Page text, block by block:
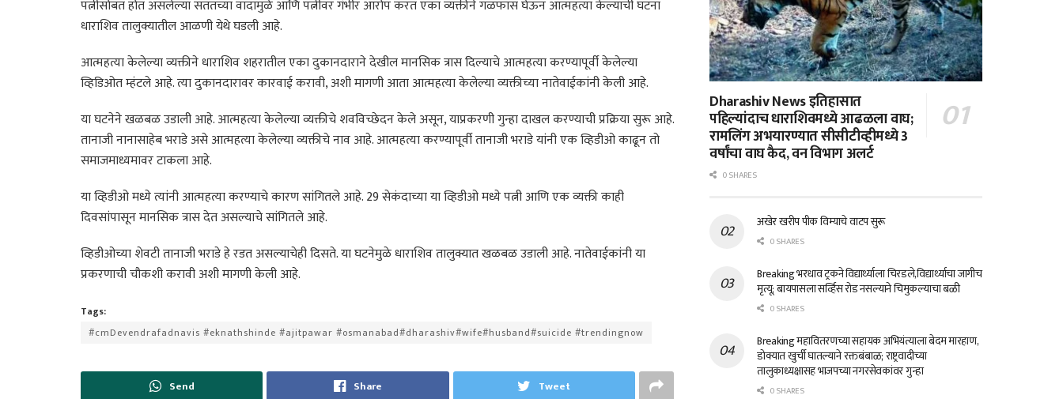
पत्नीसोबत होत असलेल्या सततच्या वादामुळे आणि पत्नीवर गंभीर आरोप करत एका व्यक्तीने गळफास घेऊन आत्महत्या केल्याची घटना
धाराशिव तालुक्यातील आळणी येथे घडली आहे.
आत्महत्या केलेल्या व्यक्तीने धाराशिव शहरातील एका दुकानदाराने देखील मानसिक त्रास दिल्याचे आत्महत्या करण्यापूर्वी केलेल्या
व्हिडिओत म्हंटले आहे. त्या दुकानदारावर कारवाई करावी, अशी मागणी आता आत्महत्या केलेल्या व्यक्तीच्या नातेवाईकांनी केली आहे.
या घटनेने खळबळ उडाली आहे. आत्महत्या केलेल्या व्यक्तीचे शवविच्छेदन केले असून, याप्रकरणी गुन्हा दाखल करण्याची प्रक्रिया सुरू आहे.
तानाजी नानासाहेब भराडे असे आत्महत्या केलेल्या व्यक्तीचे नाव आहे. आत्महत्या करण्यापूर्वी तानाजी भराडे यांनी एक व्हिडीओ काढून तो
समाजमाध्यमावर टाकला आहे.
या व्हिडीओ मध्ये त्यांनी आत्महत्या करण्याचे कारण सांगितले आहे. 29 सेकंदाच्या या व्हिडीओ मध्ये पत्नी आणि एक व्यक्ती काही
दिवसांपासून मानसिक त्रास देत असल्याचे सांगितले आहे.
व्हिडीओच्या शेवटी तानाजी भराडे हे रडत असल्याचेही दिसते. या घटनेमुळे धाराशिव तालुक्यात खळबळ उडाली आहे. नातेवाईकांनी या
प्रकरणाची चौकशी करावी अशी मागणी केली आहे.
Tags:
#cmDevendrafadnavis #eknathshinde #ajitpawar #osmanabad#dharashiv#wife#husband#suicide #trendingnow
Send Share Tweet
Dharashiv News इतिहासात
पहिल्यांदाच धाराशिवमध्ये आढळला वाघ;
रामलिंग अभयारण्यात सीसीटीव्हीमध्ये 3
वर्षांचा वाघ कैद, वन विभाग अलर्ट
0 SHARES
अखेर खरीप पीक विम्याचे वाटप सुरू
0 SHARES
Breaking भरधाव ट्रकने विद्यार्थ्याला चिरडले,विद्यार्थ्याचा जागीच
मृत्यू; बायपासला सर्व्हिस रोड नसल्याने चिमुकल्याचा बळी
0 SHARES
Breaking महावितरणच्या सहायक अभियंत्याला बेदम मारहाण,
डोक्यात खुर्ची घातल्याने रक्तबंबाळ; राष्ट्रवादीच्या
तालुकाध्यक्षासह भाजपच्या नगरसेवकांवर गुन्हा
0 SHARES